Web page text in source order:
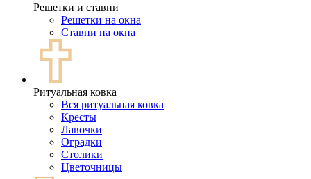
Решетки и ставни
Решетки на окна
Ставни на окна
Ритуальная ковка
Вся ритуальная ковка
Кресты
Лавочки
Оградки
Столики
Цветочницы